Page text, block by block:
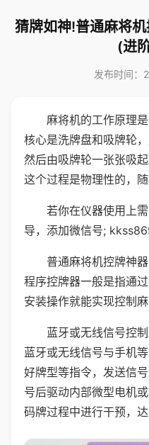
猜牌如神!普通麻将
(进
发布时间：
麻将机的工作原理
核心是洗牌盘和吸牌轮
然后由吸牌轮一张张吸
这个过程是物理性的，随
若你在仪器使用上
导，添加微信号;
普通麻将机控牌神
程序控牌器一般是指通
安装操作就能实现控制
蓝牙或无线信号控
蓝牙或无线信号与手机
好牌型等指令，发送信
号后驱动内部微型电机
码牌过程中进行干预，达